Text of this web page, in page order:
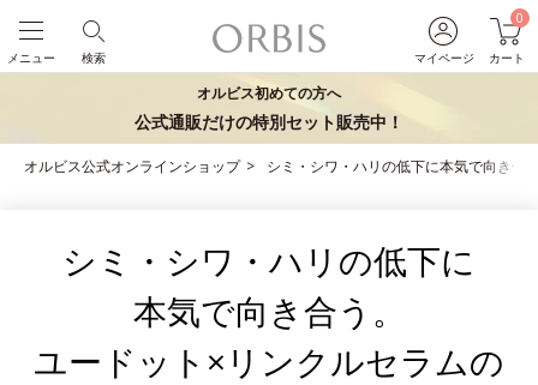
マイページ
0
カート
検索
メニュー
オルビス初めての方へ
公式通販だけの特別セット販売中！
オルビス公式オンラインショップ シミ・シワ・ハリの低下に本気で向き合
シミ・シワ・ハリの低下に
本気で向き合う。
ユードット×リンクルセラムの